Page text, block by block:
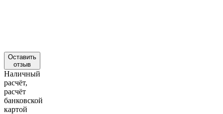
Оставить
отзыв
Наличный
расчёт,
расчёт
банковской
картой